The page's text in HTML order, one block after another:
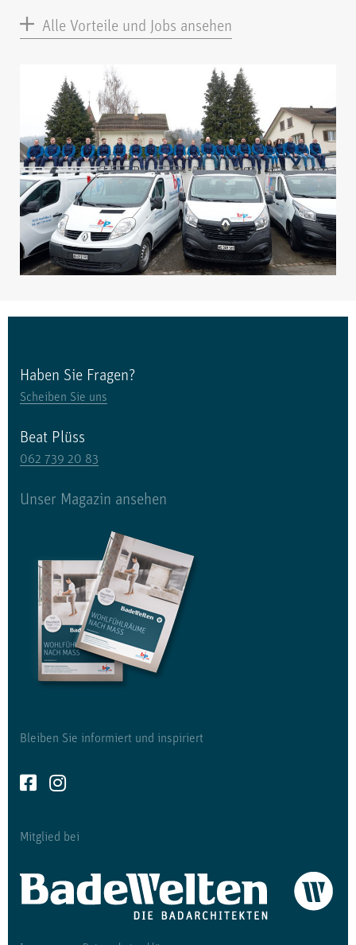
Alle Vorteile und Jobs ansehen
Haben Sie Fragen?
Scheiben Sie uns
Beat Plüss
062 739 20 83
Unser Magazin ansehen
Bleiben Sie informiert und inspiriert
Mitglied bei